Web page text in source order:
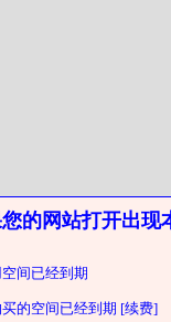
的网站打开出现
空间已经到期
的空间已经到期 [续费]